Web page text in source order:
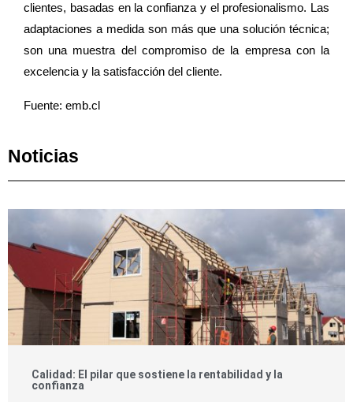
clientes, basadas en la confianza y el profesionalismo. Las
adaptaciones a medida son más que una solución técnica;
son una muestra del compromiso de la empresa con la
excelencia y la satisfacción del cliente.
Fuente: emb.cl
Noticias
Calidad: El pilar que sostiene la rentabilidad y la
confianza